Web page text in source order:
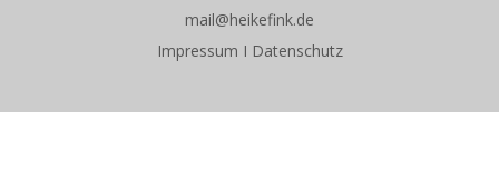
mail@heikefink.de
Impressum I Datenschutz